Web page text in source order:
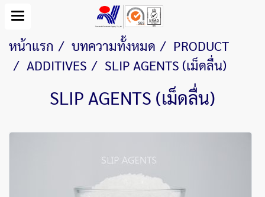
หน้าแรก บทความทั้งหมด
PRODUCT
ADDITIVES
SLIP AGENTS (เม็ดลื่น)
SLIP AGENTS (เม็ดลื่น)